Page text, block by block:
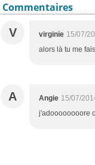
Commentaires
V
virginie 15/07/
alors là tu me
A Angie 15/07/
j'adoooooooore